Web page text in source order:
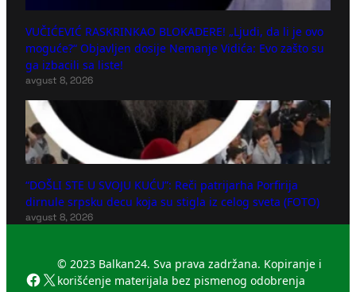
VUČIĆEVIĆ RASKRINKAO BLOKADERE! „Ljudi, da li je ovo
moguće?“ Objavljen dosije Nemanje Vidića: Evo zašto su
ga izbacili sa liste!
avgust 8, 2026
“DOŠLI STE U SVOJU KUĆU”: Reči patrijarha Porfirija
dirnule srpsku decu koja su stigla iz celog sveta (FOTO)
avgust 8, 2026
Facebook
X
© 2023 Balkan24. Sva prava zadržana. Kopiranje i
korišćenje materijala bez pismenog odobrenja